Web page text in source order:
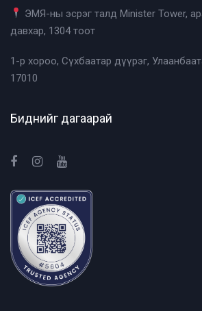
ЭМЯ-ны эсрэг талд Minister Tower,
давхар, 1304 тоот
1-р хороо, Сүхбаатар дүүрэг,
17010
Биднийг дагаарай